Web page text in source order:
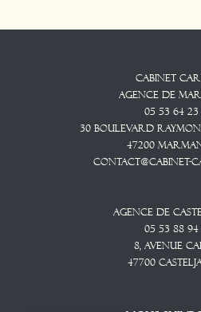
Cabinet
Agence De
05 53 64 23
30 Boulevard
47200
contact@cabinet-
Agence De
05 53 88 94
8, Avenue
47700